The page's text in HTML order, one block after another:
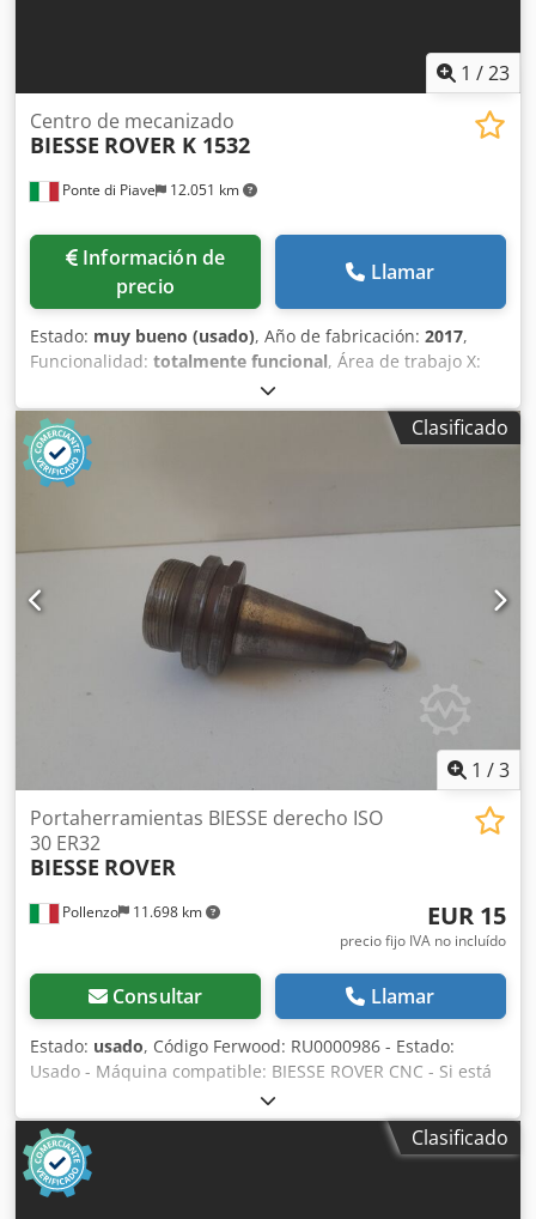
1 /23
Ponte di Piave 12.051 km
Centro de mecanizado
BIESSE ROVER K 1532
Información de
precio
Llamar
Estado: muy bueno (usado), Año de fabricación: 2017,
Funcionalidad: totalmente funcional, Área de trabajo X:
3200 mm Área de trabajo Y: 1560 mm Recorrido de la pieza
en Z: 165 mm Husillo electroportátil de 13,2 kW, con
conexión ISO 30 Taladros para perforaciones verticales: 10
Taladros para perforaciones horizontales X: 4 Taladros
para perforaciones horizontales Y: 2 Fresas para ranurado
revólver con 16 posiciones Dedpfozguiwjx Ab Ejck Mesa de
trabajo con 6 mordazas 1 Bomba de vacío de 90 m³/h
Software: bSolid - bSuite3 Panel de control Alfombras de
seguridad Redes de protección Peso aproximado: 2400 kg.
Instalada en 2018 Solo 171 horas de programa ejecutado,
108 horas de funcionamiento del husillo electroportátil de
4 ejes, 26 horas de funcionamiento de la taladradora.
Clasificado
1 /3
Pollenzo 11.698 km
Portaherramientas BIESSE derecho ISO
30 ER32
BIESSE ROVER
EUR 15
precio fijo IVA no incluído
Consultar Llamar
Estado: usado, Código Ferwood: RU0000986 - Estado:
Usado - Máquina compatible: BIESSE ROVER CNC - Si está
interesado, ofrecemos servicio de revisión, contáctenos.
Dcedpfjvazkfjx Ab Eek
Clasificado